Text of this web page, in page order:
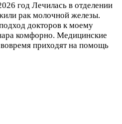
год Лечилась в отделении
рак молочной железы.
докторов к моему
комфорно. Медицинские
приходят на помощь